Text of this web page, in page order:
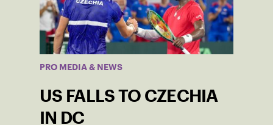
PRO MEDIA & NEWS
US FALLS TO CZECHIA
IN DC